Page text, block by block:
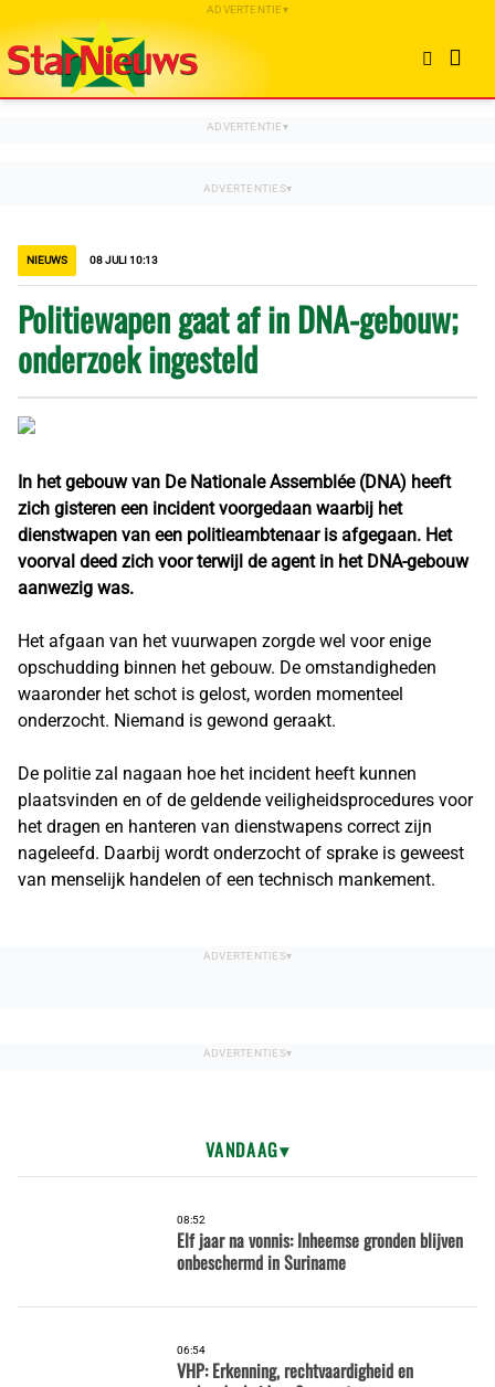
NIEUWS 08 JULI 10:13
Politiewapen gaat af in DNA-gebouw;
onderzoek ingesteld
In het gebouw van De Nationale Assemblée (DNA) heeft
zich gisteren een incident voorgedaan waarbij het
dienstwapen van een politieambtenaar is afgegaan. Het
voorval deed zich voor terwijl de agent in het DNA-gebouw
aanwezig was.
Het afgaan van het vuurwapen zorgde wel voor enige
opschudding binnen het gebouw. De omstandigheden
waaronder het schot is gelost, worden momenteel
onderzocht. Niemand is gewond geraakt.
De politie zal nagaan hoe het incident heeft kunnen
plaatsvinden en of de geldende veiligheidsprocedures voor
het dragen en hanteren van dienstwapens correct zijn
nageleefd. Daarbij wordt onderzocht of sprake is geweest
van menselijk handelen of een technisch mankement.
VANDAAG
08:52
Elf jaar na vonnis: Inheemse gronden blijven
onbeschermd in Suriname
06:54
VHP: Erkenning, rechtvaardigheid en